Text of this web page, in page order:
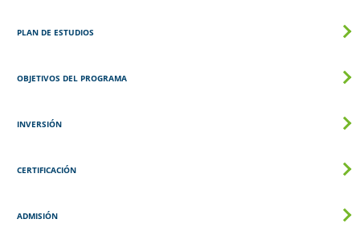
PLAN DE ESTUDIOS
OBJETIVOS DEL PROGRAMA
INVERSIÓN
CERTIFICACIÓN
ADMISIÓN